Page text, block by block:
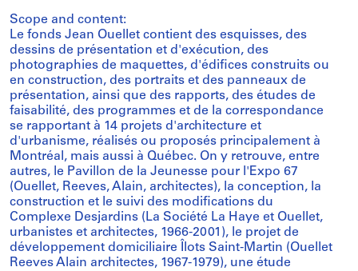
Scope and content:
Le fonds Jean Ouellet contient des esquisses, des
dessins de présentation et d'exécution, des
photographies de maquettes, d'édifices construits ou
en construction, des portraits et des panneaux de
présentation, ainsi que des rapports, des études de
faisabilité, des programmes et de la correspondance
se rapportant à 14 projets d'architecture et
d'urbanisme, réalisés ou proposés principalement à
Montréal, mais aussi à Québec. On y retrouve, entre
autres, le Pavillon de la Jeunesse pour l'Expo 67
(Ouellet, Reeves, Alain, architectes), la conception, la
construction et le suivi des modifications du
Complexe Desjardins (La Société La Haye et Ouellet,
urbanistes et architectes, 1966-2001), le projet de
développement domiciliaire Îlots Saint-Martin (Ouellet
Reeves Alain architectes, 1967-1979), une étude